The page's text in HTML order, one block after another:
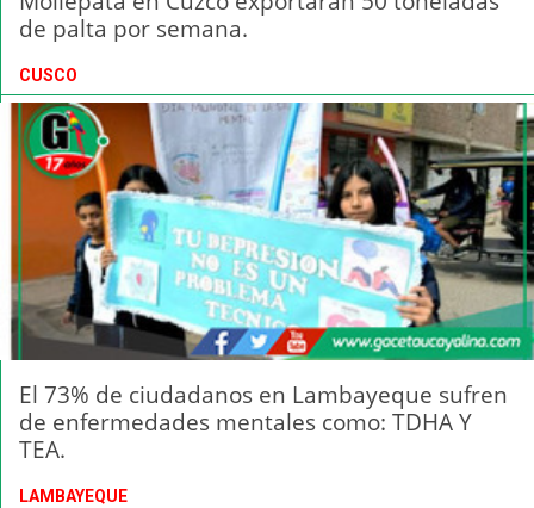
de palta por semana.
CUSCO
El 73% de ciudadanos en Lambayeque sufren
de enfermedades mentales como: TDHA Y
TEA.
LAMBAYEQUE